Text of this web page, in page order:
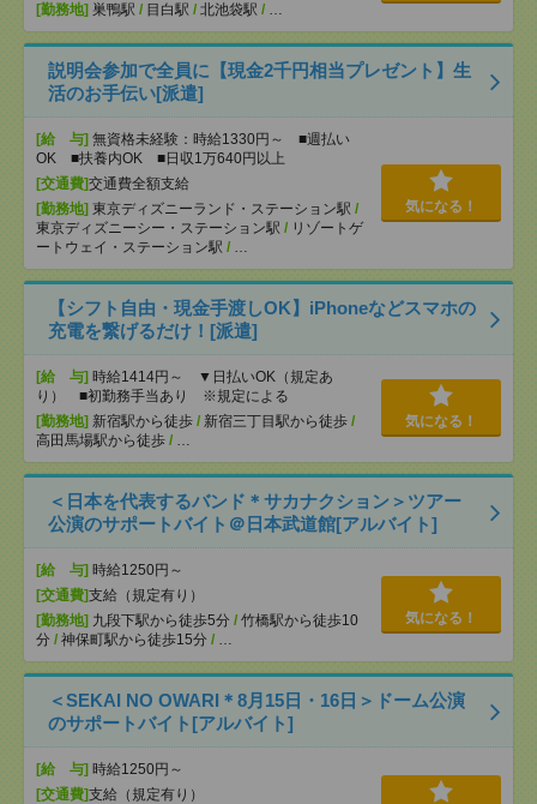
[勤務地] 巣鴨駅 / 目白駅 / 北池袋駅 / …
説明会参加で全員に【現金2千円相当プレゼント】生
活のお手伝い[派遣]
[給 与] 無資格未経験：時給1330円～ ■週払い
OK ■扶養内OK ■日収1万640円以上
[交通費]交通費全額支給
[勤務地] 東京ディズニーランド・ステーション駅 /
東京ディズニーシー・ステーション駅 / リゾートゲ
ートウェイ・ステーション駅 / …
気になる！
【シフト自由・現金手渡しOK】iPhoneなどスマホの
充電を繋げるだけ！[派遣]
[給 与] 時給1414円～ ▼日払いOK（規定あ
り） ■初勤務手当あり ※規定による
[勤務地] 新宿駅から徒歩 / 新宿三丁目駅から徒歩 /
高田馬場駅から徒歩 / …
気になる！
＜日本を代表するバンド＊サカナクション＞ツアー
公演のサポートバイト＠日本武道館[アルバイト]
[給 与] 時給1250円～
[交通費]支給（規定有り）
[勤務地] 九段下駅から徒歩5分 / 竹橋駅から徒歩10
分 / 神保町駅から徒歩15分 / …
気になる！
＜SEKAI NO OWARI＊8月15日・16日＞ドーム公演
のサポートバイト[アルバイト]
[給 与] 時給1250円～
[交通費]支給（規定有り）